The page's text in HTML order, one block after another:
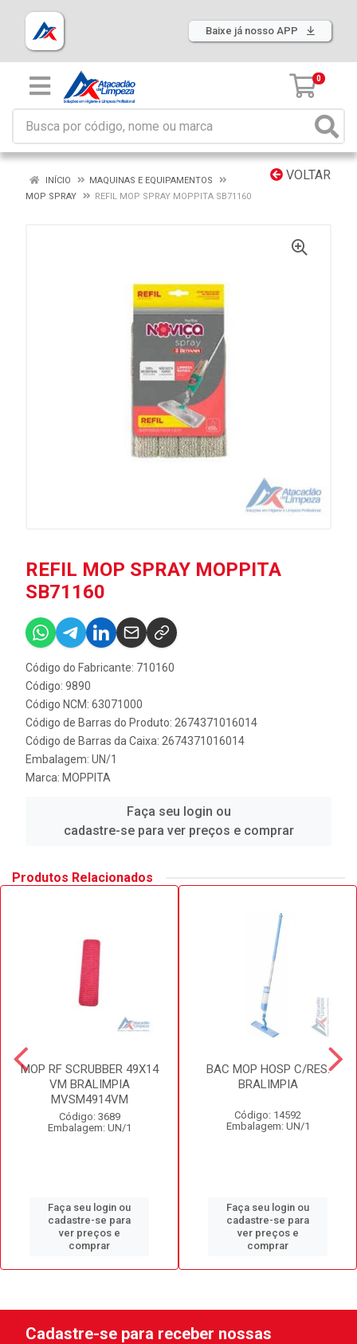
Baixe já nosso APP
0
VOLTAR
INÍCIO
MAQUINAS E EQUIPAMENTOS
MOP SPRAY
REFIL MOP SPRAY MOPPITA SB71160
REFIL MOP SPRAY MOPPITA
SB71160
Código do Fabricante: 710160
Código: 9890
Código NCM: 63071000
Código de Barras do Produto: 2674371016014
Código de Barras da Caixa: 2674371016014
Embalagem: UN/1
Marca: MOPPITA
Faça seu login ou
cadastre-se para ver preços e comprar
Produtos Relacionados
MOP RF SCRUBBER 49X14
VM BRALIMPIA
MVSM4914VM
Código: 3689
Embalagem: UN/1
Faça seu login ou
cadastre-se para
ver preços e
comprar
BAC MOP HOSP C/RES.
BRALIMPIA
Código: 14592
Embalagem: UN/1
Faça seu login ou
cadastre-se para
ver preços e
comprar
Cadastre-se para receber nossas